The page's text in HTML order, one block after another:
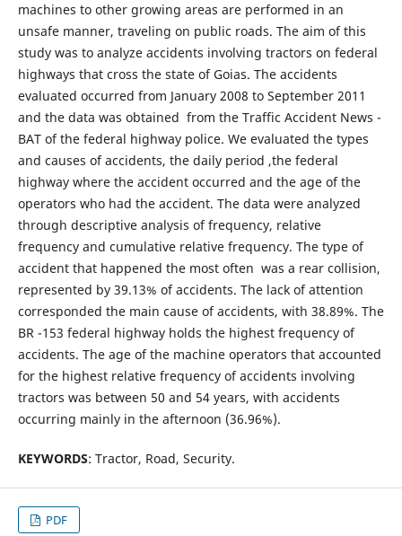
machines to other growing areas are performed in an
unsafe manner, traveling on public roads. The aim of this
study was to analyze accidents involving tractors on federal
highways that cross the state of Goias. The accidents
evaluated occurred from January 2008 to September 2011
and the data was obtained from the Traffic Accident News -
BAT of the federal highway police. We evaluated the types
and causes of accidents, the daily period ,the federal
highway where the accident occurred and the age of the
operators who had the accident. The data were analyzed
through descriptive analysis of frequency, relative
frequency and cumulative relative frequency. The type of
accident that happened the most often was a rear collision,
represented by 39.13% of accidents. The lack of attention
corresponded the main cause of accidents, with 38.89%. The
BR -153 federal highway holds the highest frequency of
accidents. The age of the machine operators that accounted
for the highest relative frequency of accidents involving
tractors was between 50 and 54 years, with accidents
occurring mainly in the afternoon (36.96%).
KEYWORDS: Tractor, Road, Security.
PDF